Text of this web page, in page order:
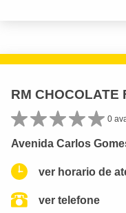
RM CHOCOLATE
0
Avenida Carlos
ver horario de
ver telefone